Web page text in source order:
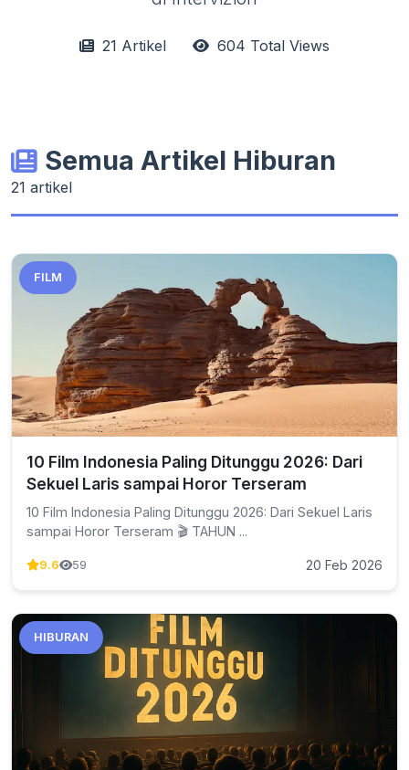
21 Artikel 604 Total Views
Semua Artikel Hiburan
21 artikel
FILM
10 Film Indonesia Paling Ditunggu 2026: Dari
Sekuel Laris sampai Horor Terseram
10 Film Indonesia Paling Ditunggu 2026: Dari Sekuel Laris
sampai Horor Terseram 🎬 TAHUN ...
9.6 59 20 Feb 2026
HIBURAN